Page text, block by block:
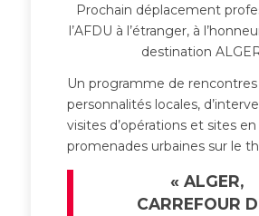
Prochain déplacement
l’AFDU à l’étranger, à
destination
Un programme de
personnalités locales,
visites d’opérations et sites
promenades urbaines sur le
« ALGER,
CARREFOUR